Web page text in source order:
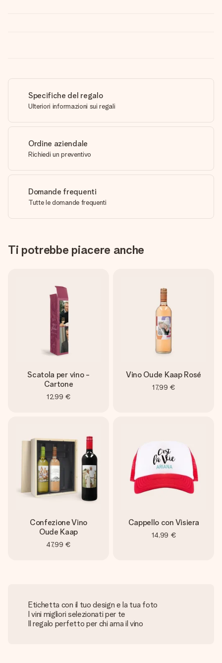
Specifiche del regalo
Ulteriori informazioni sui regali
Ordine aziendale
Richiedi un preventivo
Domande frequenti
Tutte le domande frequenti
Ti potrebbe piacere anche
Scatola per vino -
Cartone
12,99 €
Vino Oude Kaap Rosé
17,99 €
Confezione Vino
Oude Kaap
47,99 €
Cappello con Visiera
14,99 €
Etichetta con il tuo design e la tua foto
I vini migliori selezionati per te
Il regalo perfetto per chi ama il vino